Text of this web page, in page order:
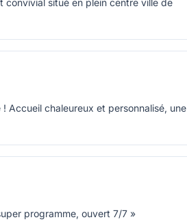
convivial situé en plein centre ville de
Accueil chaleureux et personnalisé, une
programme, ouvert 7/7 »